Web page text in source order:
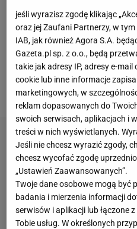
Włoski pomocnik wraca
spekuluje się, że nie wróci
drużyną. Zamiast
będzie pracował nad
specjalnym planie
jeśli wyrazisz zgodę klikając
oraz jej Zaufani Partnerzy, w tym
IAB, jak również Agora S.A.
Gazeta.pl sp. z o.o., będą
takie jak adresy IP, adresy e-
cookie lub inne informacje
marketingowych, w
reklam dopasowanych do
swoich serwisach, aplikacjach i
treści w nich wyświetlanych.
Jeśli nie chcesz wyrazić zgody,
chcesz wycofać zgodę
„Ustawień Zaawansowanych”.
Twoje dane osobowe mogą być
badania i mierzenia informacji
serwisów i aplikacji lub łączone
Tobie usług. W określonych